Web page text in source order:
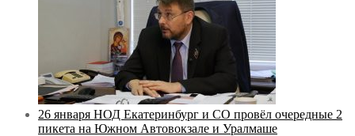
26 января НОД Екатеринбург и СО провёл очередные 2
пикета на Южном Автовокзале и Уралмаше